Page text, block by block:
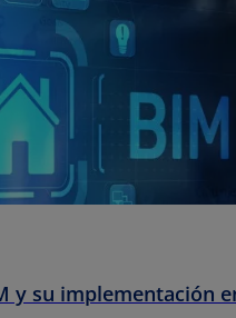
y su implementación